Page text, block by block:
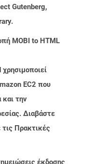
Gutenberg,
MOBI to HTML
EC2 που
και την
Διαβάστε
Πρακτικές
έκδοσης